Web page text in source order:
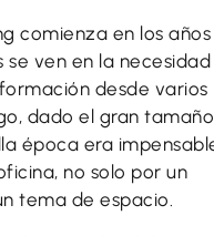
comienza en los años
se ven en la necesidad
desde varios
dado el gran tamaño
época era
no solo por un
tema de espacio.